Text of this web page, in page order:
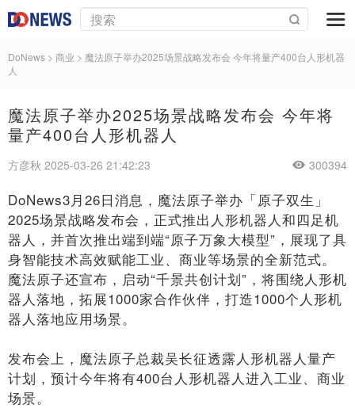
DoNews > 商业 > 魔法原子举办2025场景战略发布会 今年将量产400台人形机器
人
魔法原子举办2025场景战略发布会 今年将
量产400台人形机器人
方彦秋 2025-03-26 21:42:23 300394
DoNews3月26日消息，魔法原子举办「原子双生」
2025场景战略发布会，正式推出人形机器人和四足机
器人，并首次推出端到端“原子万象大模型”，展现了具
身智能技术高效赋能工业、商业等场景的全新范式。
魔法原子还宣布，启动“千景共创计划”，将围绕人形机
器人落地，拓展1000家合作伙伴，打造1000个人形机
器人落地应用场景。
发布会上，魔法原子总裁吴长征透露人形机器人量产
计划，预计今年将有400台人形机器人进入工业、商业
场景。